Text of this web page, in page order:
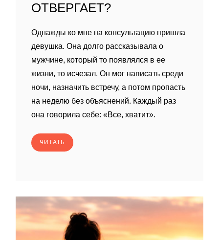
ОТВЕРГАЕТ?
Однажды ко мне на консультацию пришла
девушка. Она долго рассказывала о
мужчине, который то появлялся в ее
жизни, то исчезал. Он мог написать среди
ночи, назначить встречу, а потом пропасть
на неделю без объяснений. Каждый раз
она говорила себе: «Все, хватит».
ЧИТАТЬ